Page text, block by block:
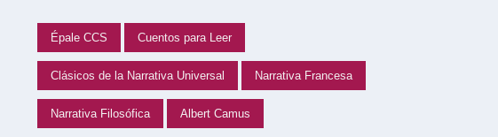
Épale CCS Cuentos para Leer
Clásicos de la Narrativa Universal Narrativa Francesa
Narrativa Filosófica Albert Camus